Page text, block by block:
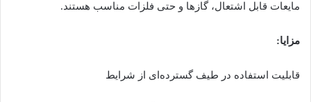
مایعات قابل اشتعال، گازها و حتی فلزات مناسب هستند.
مزایا:
قابلیت استفاده در طیف گسترده‌ای از شرایط